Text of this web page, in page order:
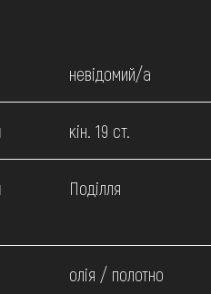
ВІДВІДАТИ
ПОСЛУГИ
невідомий/а
кін. 19 ст.
Поділля
олія / полотно